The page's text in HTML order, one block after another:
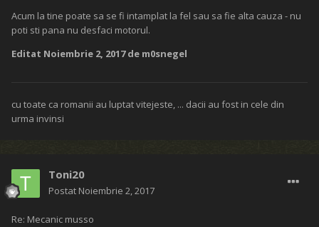
Acum la tine poate sa se fi intamplat la fel sau sa fie alta cauza - nu
poti sti pana nu desfaci motorul.
Editat Noiembrie 2, 2017de m0snegel
cu toate ca romanii au luptat vitejeste, ... dacii au fost in cele din
urma invinsi
Toni20
Postat Noiembrie 2, 2017
Re: Mecanic musso